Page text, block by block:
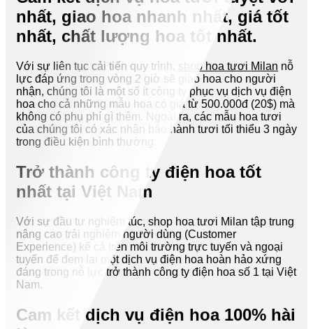
nhất, giao hoa nhanh nhất, giá tốt
nhất, chất lượng hoa tốt nhất.
Với sự liên tục cải tiến quy trình, shop hoa tươi Milan nỗ
lực đáp ứng trong vòng 2 giờ sẽ giao hoa cho người
nhận, chúng tôi là một số ít công ty phục vụ dịch vụ điện
hoa cho cả những mẫu hoa có giá từ 500.000đ (20$) mà
không có phụ phí gì thêm. Ngoài ra, các mẫu hoa tươi
của chúng tôi có xác nhận bảo hành tươi tối thiểu 3 ngày
trong điều kiện bình thường.
Trở thành công ty điện hoa tốt
nhất tại Việt Nam
Với sự đầu tư nghiêm túc, shop hoa tươi Milan tập trung
nâng cao trải nghiệm người dùng (Customer
Experience) kể cả trên môi trường trực tuyến và ngoại
tuyến để đem lại một dịch vụ điện hoa hoàn hảo xứng
đáng trong nỗ lực trở thành công ty điện hoa số 1 tại Việt
Nam.
Cam kết dịch vụ điện hoa 100% hài